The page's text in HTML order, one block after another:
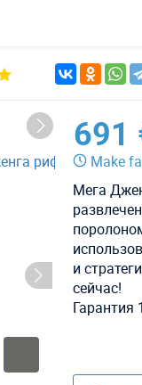
691
Make
Мега
и
сейчас!
Гарантия